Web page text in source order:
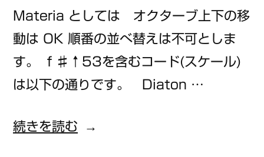
Materia としては オクターブ上下の移
動は OK 順番の並べ替えは不可としま
す。 ｆ♯↑53を含むコード(スケール)
は以下の通りです。 Diaton …
“ｆ
続きを読む